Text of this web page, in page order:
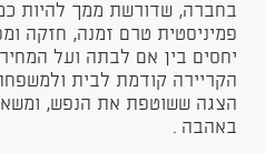
בחברה, שדורשת ממך להיות
פמיניסטית טרם זמנה, חזקה
יחסים בין אם לבתה ועל
הקריירה קודמת לבית
הצגה ששוטפת את הנפש,
באהבה .